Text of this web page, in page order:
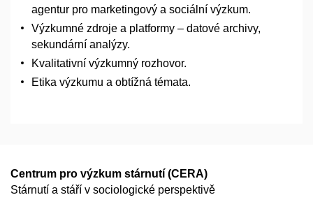
agentur pro marketingový a sociální výzkum.
Výzkumné zdroje a platformy – datové archivy,
sekundární analýzy.
Kvalitativní výzkumný rozhovor.
Etika výzkumu a obtížná témata.
Centrum pro výzkum stárnutí (CERA)
Stárnutí a stáří v sociologické perspektivě